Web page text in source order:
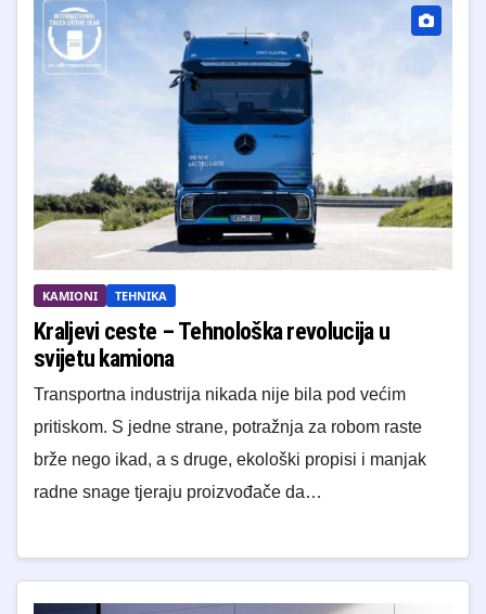
KAMIONI TEHNIKA
Kraljevi ceste – Tehnološka revolucija u
svijetu kamiona
Transportna industrija nikada nije bila pod većim
pritiskom. S jedne strane, potražnja za robom raste
brže nego ikad, a s druge, ekološki propisi i manjak
radne snage tjeraju proizvođače da…